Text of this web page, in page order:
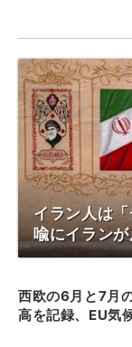
イラン人は
喩にイラン
西欧の6月と7月
高を記録、EU気